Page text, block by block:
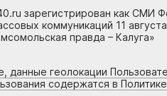
зарегистрирован как СМИ
коммуникаций 11
правда – Калуга»
данные геолокации
содержатся в